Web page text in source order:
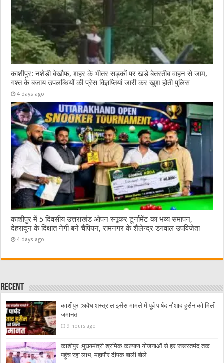
काशीपुर: नशेड़ी बेखौफ, शहर के भीतर सड़कों पर खड़े बेतरतीब वाहन से जाम,
गश्त के बजाय उपलब्धियों की प्रेस विज्ञप्तियां जारी कर खुश होती पुलिस
4 days ago
काशीपुर में 5 दिवसीय उत्तराखंड ओपन स्नूकर टूर्नामेंट का भव्य समापन,
देहरादून के दिक्षांत नेगी बने चैंपियन, रामनगर के शैलेन्द्र डंगवाल उपविजेता
4 days ago
Recent
काशीपुर :अवैध शस्त्र लाइसेंस मामले में पूर्व पार्षद नौशाद हुसैन को मिली
जमानत
9 hours ago
काशीपुर :मुख्यमंत्री श्रमिक कल्याण योजनाओं से हर जरूरतमंद तक
पहुंच रहा लाभ, महापौर दीपक बाली बोले